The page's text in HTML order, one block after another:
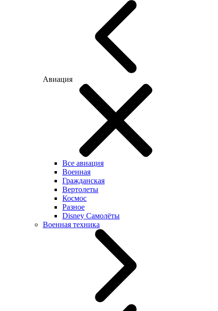
Авиация
Все авиация
Военная
Гражданская
Вертолеты
Космос
Разное
Disney Самолёты
Военная техника